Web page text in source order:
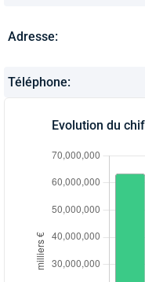
Adresse:
Téléphone:
Evolution du